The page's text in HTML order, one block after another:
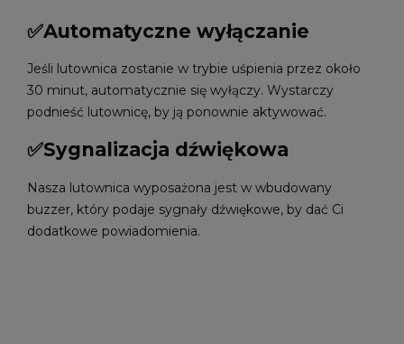
✅Automatyczne wyłączanie
Jeśli lutownica zostanie w trybie uśpienia przez około
30 minut, automatycznie się wyłączy. Wystarczy
podnieść lutownicę, by ją ponownie aktywować.
✅Sygnalizacja dźwiękowa
Nasza lutownica wyposażona jest w wbudowany
buzzer, który podaje sygnały dźwiękowe, by dać Ci
dodatkowe powiadomienia.